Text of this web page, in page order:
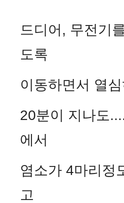
드디어, 무전기
도록
이동하면서 열
20분이 지나도
에서
염소가 4마리정
고